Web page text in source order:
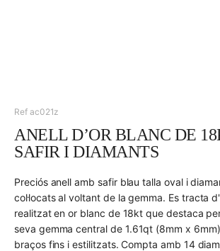
Ref ac021z
ANELL D’OR BLANC DE
SAFIR I DIAMANTS
Preciós anell amb safir blau talla oval i
col·locats al voltant de la gemma. Es tracta
realitzat en or blanc de 18kt que destaca
seva gemma central de 1.61qt (8mm x
braços fins i estilitzats. Compta amb 14